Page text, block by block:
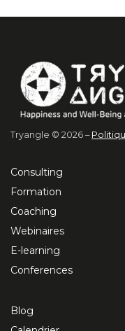
Tryangle © 2026 –
Consulting
Formation
Coaching
Webinaires
E-learning
Conferences
Blog